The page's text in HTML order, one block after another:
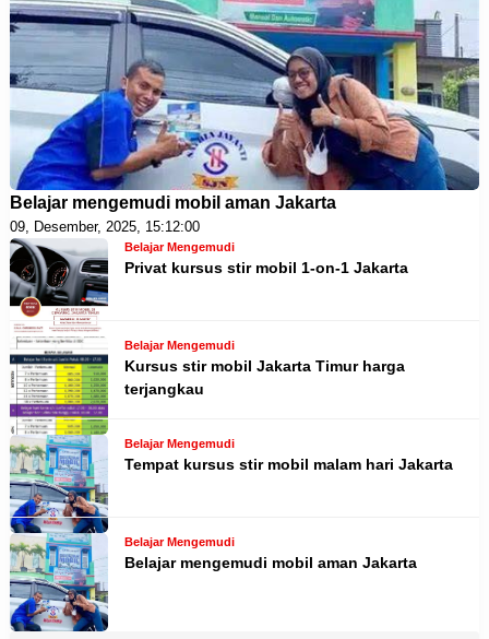
Belajar mengemudi mobil aman Jakarta
09, Desember, 2025, 15:12:00
Belajar Mengemudi
Privat kursus stir mobil 1-on-1 Jakarta
Belajar Mengemudi
Kursus stir mobil Jakarta Timur harga
terjangkau
Belajar Mengemudi
Tempat kursus stir mobil malam hari Jakarta
Belajar Mengemudi
Belajar mengemudi mobil aman Jakarta